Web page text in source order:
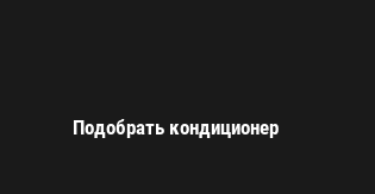
Подобрать кондиционер